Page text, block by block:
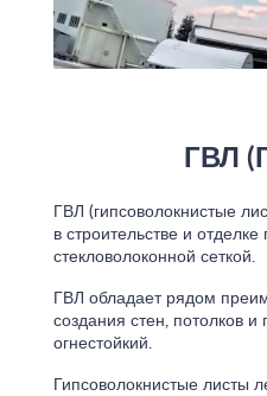
ГВЛ
ГВЛ (гипсоволокнистые
в строительстве и
стекловолоконной сеткой.
ГВЛ обладает рядом
создания стен, потолков и
огнестойкий.
Гипсоволокнистые листы